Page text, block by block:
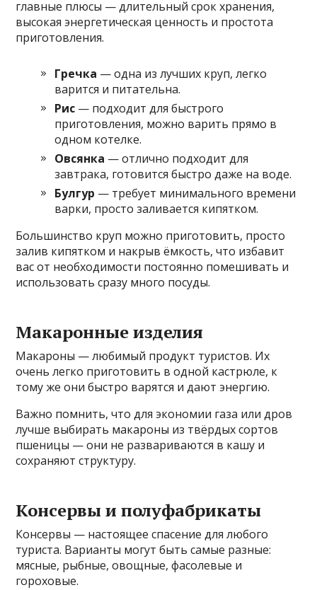
главные плюсы — длительный срок хранения,
высокая энергетическая ценность и простота
приготовления.
Гречка — одна из лучших круп, легко
варится и питательна.
Рис — подходит для быстрого
приготовления, можно варить прямо в
одном котелке.
Овсянка — отлично подходит для
завтрака, готовится быстро даже на воде.
Булгур — требует минимального времени
варки, просто заливается кипятком.
Большинство круп можно приготовить, просто
залив кипятком и накрыв ёмкость, что избавит
вас от необходимости постоянно помешивать и
использовать сразу много посуды.
Макаронные изделия
Макароны — любимый продукт туристов. Их
очень легко приготовить в одной кастрюле, к
тому же они быстро варятся и дают энергию.
Важно помнить, что для экономии газа или дров
лучше выбирать макароны из твёрдых сортов
пшеницы — они не развариваются в кашу и
сохраняют структуру.
Консервы и полуфабрикаты
Консервы — настоящее спасение для любого
туриста. Варианты могут быть самые разные:
мясные, рыбные, овощные, фасолевые и
гороховые.